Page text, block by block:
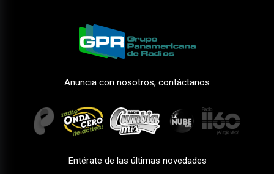
Anuncia con nosotros, contáctanos
Entérate de las últimas novedades